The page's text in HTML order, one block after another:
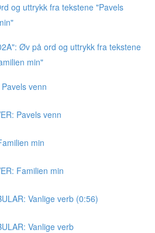
og uttrykk fra tekstene "Pavels
Øv på ord og uttrykk fra tekstene
min"
venn
Pavels venn
min
Familien min
Vanlige verb (0:56)
Vanlige verb